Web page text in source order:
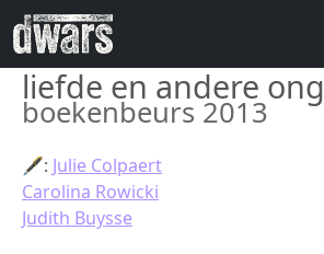
Skip to main content
liefde en andere
boekenbeurs 2013
🖋: Julie Colpaert
Carolina Rowicki
Judith Buysse